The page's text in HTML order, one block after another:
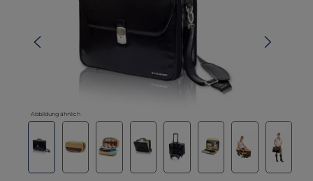
Abbildung ähnlich